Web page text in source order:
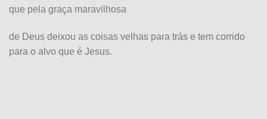
que pela graça maravilhosa
de Deus deixou as coisas velhas para trás e tem corrido
para o alvo que é Jesus.